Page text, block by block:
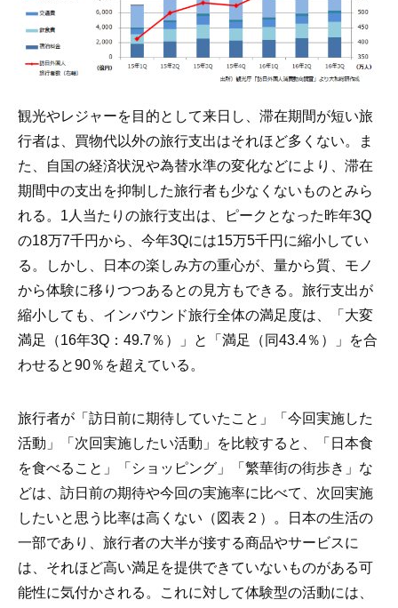
観光やレジャーを目的として来日し、滞在期間が短い旅
行者は、買物代以外の旅行支出はそれほど多くない。ま
た、自国の経済状況や為替水準の変化などにより、滞在
期間中の支出を抑制した旅行者も少なくないものとみら
れる。1人当たりの旅行支出は、ピークとなった昨年3Q
の18万7千円から、今年3Qには15万5千円に縮小してい
る。しかし、日本の楽しみ方の重心が、量から質、モノ
から体験に移りつつあるとの見方もできる。旅行支出が
縮小しても、インバウンド旅行全体の満足度は、「大変
満足（16年3Q：49.7％）」と「満足（同43.4％）」を合
わせると90％を超えている。
旅行者が「訪日前に期待していたこと」「今回実施した
活動」「次回実施したい活動」を比較すると、「日本食
を食べること」「ショッピング」「繁華街の街歩き」な
どは、訪日前の期待や今回の実施率に比べて、次回実施
したいと思う比率は高くない（図表２）。日本の生活の
一部であり、旅行者の大半が接する商品やサービスに
は、それほど高い満足を提供できていないものがある可
能性に気付かされる。これに対して体験型の活動には、